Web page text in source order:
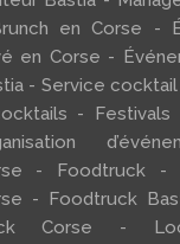
en Corse -
en Corse -
- Service
- Festivals
- Foodtruck -
- Foodtruck
Corse -